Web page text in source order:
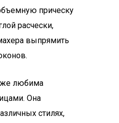
прическу
расчески,
выпрямить
любима
Она
стилях,